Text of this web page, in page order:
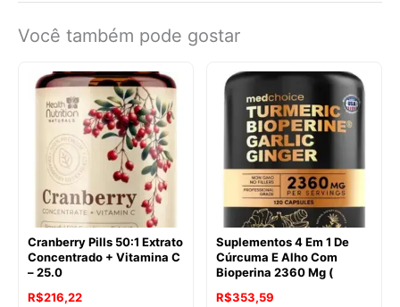
Você também pode gostar
Cranberry Pills 50:1 Extrato
Concentrado + Vitamina C
– 25.0
R$216,22
Suplementos 4 Em 1 De
Cúrcuma E Alho Com
Bioperina 2360 Mg (
R$353,59